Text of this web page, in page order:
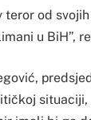
teror od
u BiH”,
situaciji,